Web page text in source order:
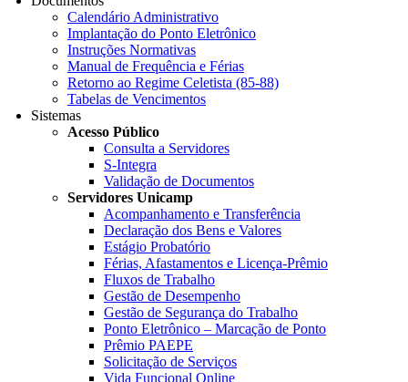
Calendário Administrativo
Implantação do Ponto Eletrônico
Instruções Normativas
Manual de Frequência e Férias
Retorno ao Regime Celetista (85-88)
Tabelas de Vencimentos
Sistemas
Acesso Público
Consulta a Servidores
S-Integra
Validação de Documentos
Servidores Unicamp
Acompanhamento e Transferência
Declaração dos Bens e Valores
Estágio Probatório
Férias, Afastamentos e Licença-Prêmio
Fluxos de Trabalho
Gestão de Desempenho
Gestão de Segurança do Trabalho
Ponto Eletrônico – Marcação de Ponto
Prêmio PAEPE
Solicitação de Serviços
Vida Funcional Online